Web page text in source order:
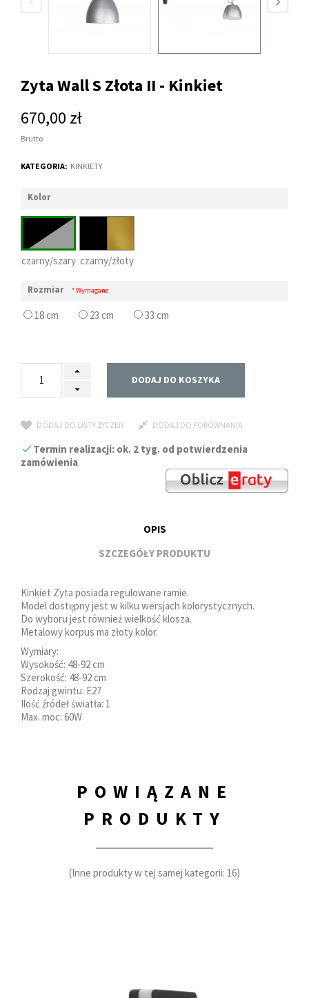
Zyta Wall S Złota II - Kinkiet
670,00 zł
Brutto
KATEGORIA: KINKIETY
Kolor
czarny/szary czarny/złoty
Rozmiar * Wymagane
18 cm 23 cm 33 cm
DODAJ DO KOSZYKA
DODAJ DO LISTY ŻYCZEŃ DODAJ DO PORÓWNANIA
Termin realizacji: ok. 2 tyg. od potwierdzenia
zamówienia
OPIS
SZCZEGÓŁY PRODUKTU
Kinkiet Zyta posiada regulowane ramie.
Model dostępny jest w kilku wersjach kolorystycznych.
Do wyboru jest również wielkość klosza.
Metalowy korpus ma złoty kolor.
Wymiary:
Wysokość: 48-92 cm
Szerokość: 48-92 cm
Rodzaj gwintu: E27
Ilość źródeł światła: 1
Max. moc: 60W
POWIĄZANE
PRODUKTY
(Inne produkty w tej samej kategorii: 16)